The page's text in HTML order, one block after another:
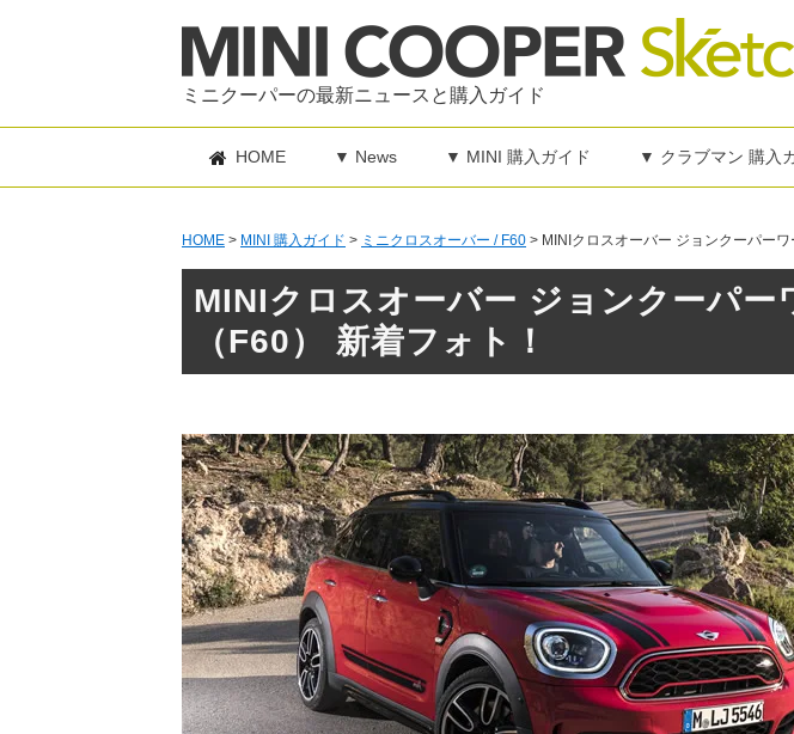
ミニクーパーの最新ニュースと購入ガイド
HOME ▼ News ▼ MINI 購入ガイド ▼ クラブマン 購入
HOME > MINI 購入ガイド > ミニクロスオーバー / F60 > MINIクロスオーバー ジョンクーパー
MINIクロスオーバー ジョンクーパー
（F60） 新着フォト！